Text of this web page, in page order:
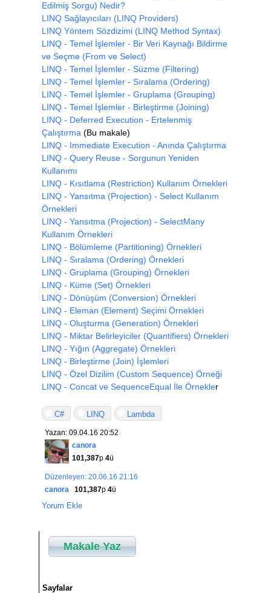
Edilmiş Sorgu) Nedir?
LINQ Sağlayıcıları (LINQ Providers)
LINQ Yöntem Sözdizimi (LINQ Method Syntax)
LINQ - Temel İşlemler - Bir Veri Kaynağı Bildirme
ve Seçme (From ve Select)
LINQ - Temel İşlemler - Süzme (Filtering)
LINQ - Temel İşlemler - Sıralama (Ordering)
LINQ - Temel İşlemler - Gruplama (Grouping)
LINQ - Temel İşlemler - Birleştirme (Joining)
LINQ - Deferred Execution - Ertelenmiş
Çalıştırma (Bu makale)
LINQ - Immediate Execution - Anında Çalıştırma
LINQ - Query Reuse - Sorgunun Yeniden
Kullanımı
LINQ - Kısıtlama (Restriction) Kullanım Örnekleri
LINQ - Yansıtma (Projection) - Select Kullanım
Örnekleri
LINQ - Yansıtma (Projection) - SelectMany
Kullanım Örnekleri
LINQ - Bölümleme (Partitioning) Örnekleri
LINQ - Sıralama (Ordering) Örnekleri
LINQ - Gruplama (Grouping) Örnekleri
LINQ - Küme (Set) Örnekleri
LINQ - Dönüşüm (Conversion) Örnekleri
LINQ - Eleman (Element) Seçimi Örnekleri
LINQ - Oluşturma (Generation) Örnekleri
LINQ - Miktar Belirleyiciler (Quantifiers) Örnekleri
LINQ - Yığın (Aggregate) Örnekleri
LINQ - Birleştirme (Join) İşlemleri
LINQ - Özel Dizilim (Custom Sequence) Örneği
LINQ - Concat ve SequenceEqual İle Örnekler
C# LINQ Lambda
Yazan: 09.04.16 20:52
canora
101,387p 4ü
Düzenleyen: 20.06.16 21:16
canora
101,387p 4ü
Yorum Ekle
Makale Yaz
Sayfalar